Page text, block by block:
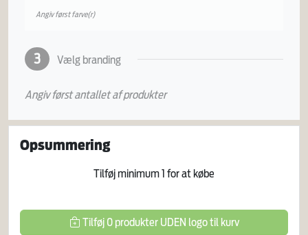
Angiv først farve(r)
3 Vælg branding
Angiv først antallet af produkter
Opsummering
Tilføj minimum1 for at købe
Tilføj 0produkter UDEN logotil kurv